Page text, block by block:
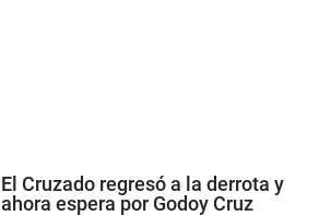
El Cruzado regresó a la derrota y
ahora espera por Godoy Cruz